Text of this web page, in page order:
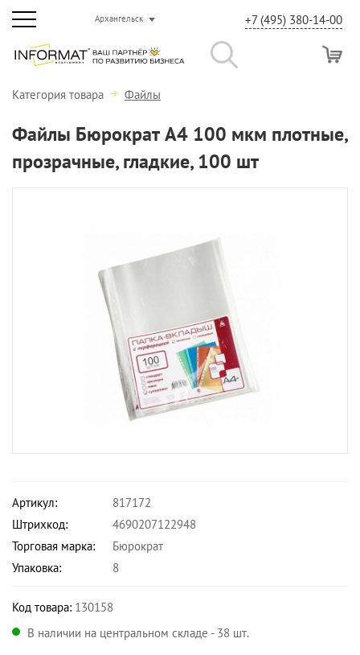
Архангельск +7 (495) 380-14-00
Категория товара Файлы
Файлы Бюрократ А4 100 мкм плотные,
прозрачные, гладкие, 100 шт
Артикул:
817172
Штрихкод:
4690207122948
Торговая марка:
Бюрократ
Упаковка:
8
Код товара: 130158
В наличии на центральном складе - 38 шт.